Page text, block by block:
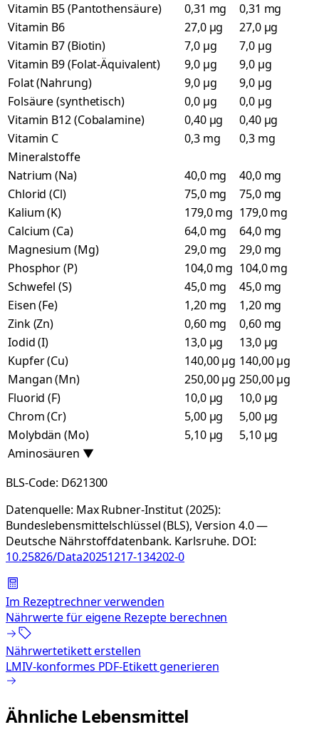
Vitamin B5 (Pantothensäure)
0,31 mg
0,31 mg
Vitamin B6
27,0 µg
27,0 µg
Vitamin B7 (Biotin)
7,0 µg
7,0 µg
Vitamin B9 (Folat-Äquivalent)
9,0 µg
9,0 µg
Folat (Nahrung)
9,0 µg
9,0 µg
Folsäure (synthetisch)
0,0 µg
0,0 µg
Vitamin B12 (Cobalamine)
0,40 µg
0,40 µg
Vitamin C
0,3 mg
0,3 mg
Mineralstoffe
Natrium (Na)
40,0 mg
40,0 mg
Chlorid (Cl)
75,0 mg
75,0 mg
Kalium (K)
179,0 mg 179,0 mg
Calcium (Ca)
64,0 mg
64,0 mg
Magnesium (Mg)
29,0 mg
29,0 mg
Phosphor (P)
104,0 mg 104,0 mg
Schwefel (S)
45,0 mg
45,0 mg
Eisen (Fe)
1,20 mg
1,20 mg
Zink (Zn)
0,60 mg
0,60 mg
Iodid (I)
13,0 µg
13,0 µg
Kupfer (Cu)
140,00 µg 140,00 µg
Mangan (Mn)
250,00 µg 250,00 µg
Fluorid (F)
10,0 µg
10,0 µg
Chrom (Cr)
5,00 µg
5,00 µg
Molybdän (Mo)
5,10 µg
5,10 µg
Aminosäuren ▼
BLS-Code: D621300
Datenquelle: Max Rubner-Institut (2025):
Bundeslebensmittelschlüssel (BLS), Version 4.0 —
Deutsche Nährstoffdatenbank. Karlsruhe. DOI:
10.25826/Data20251217-134202-0
Im Rezeptrechner verwenden
Nährwerte für eigene Rezepte berechnen
Nährwertetikett erstellen
LMIV-konformes PDF-Etikett generieren
Ähnliche Lebensmittel